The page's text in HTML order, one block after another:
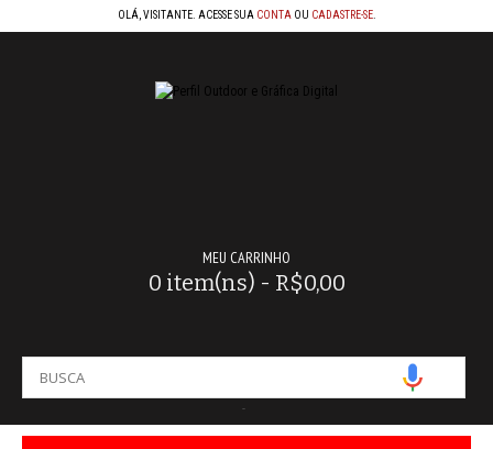
OLÁ, VISITANTE. ACESSE SUA CONTA OU CADASTRE-SE.
MEU CARRINHO
0 item(ns) - R$0,00
-